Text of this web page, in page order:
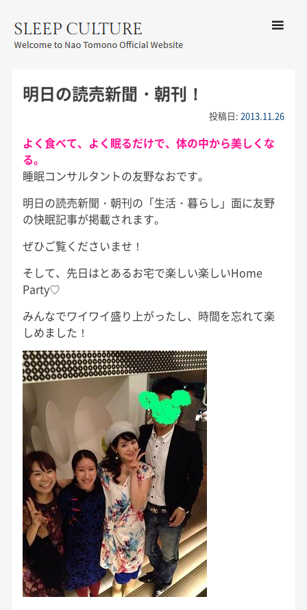
CULTURE
ー
ツへ移動
明日の読売新聞・朝刊！
投稿日:2013.11.26
よく食べて、よく眠るだけで、体の中から美しくな
る。
睡眠コンサルタントの友野なおです。
明日の読売新聞・朝刊の「生活・暮らし」面に友野
の快眠記事が掲載されます。
ぜひご覧くださいませ！
そして、先日はとあるお宅で楽しい楽しいHome
Party♡
みんなでワイワイ盛り上がったし、時間を忘れて楽
しめました！